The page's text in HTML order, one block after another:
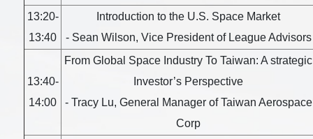
13:20-
13:40
Introduction to the U.S. Space Market
- Sean Wilson, Vice President of League Advisors
13:40-
14:00
From Global Space Industry To Taiwan: A strategic
Investor’s Perspective
- Tracy Lu, General Manager of Taiwan Aerospace
Corp